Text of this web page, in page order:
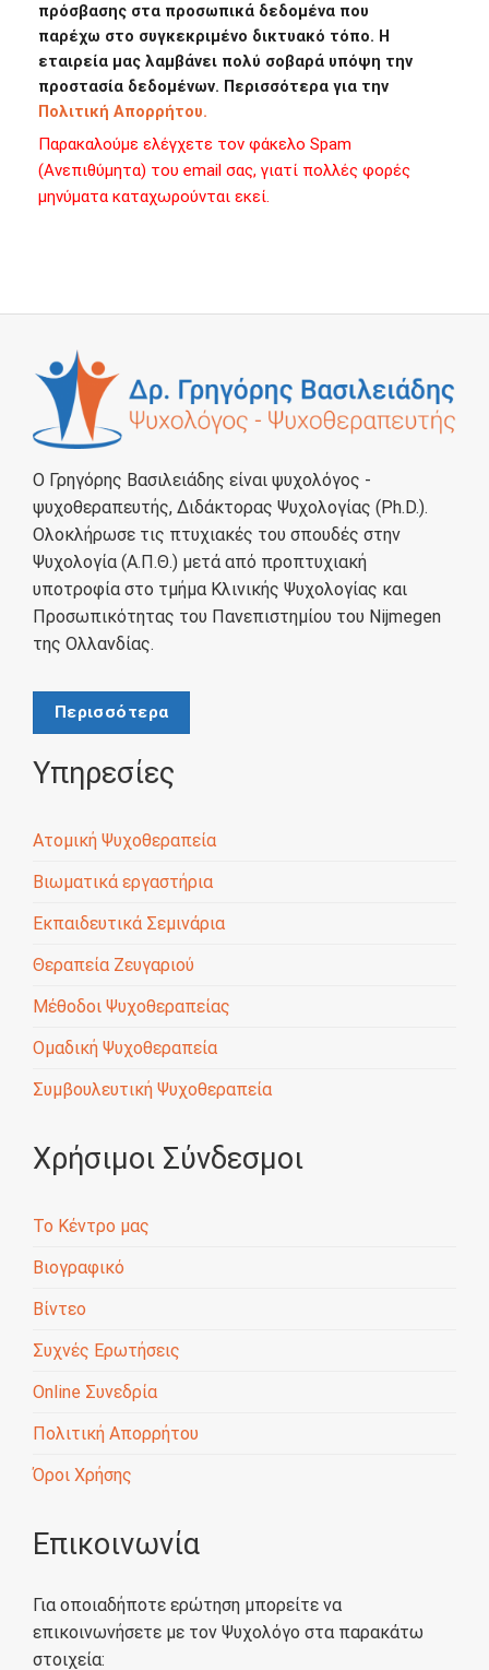
πρόσβασης στα προσωπικά δεδομένα που
παρέχω στο συγκεκριμένο δικτυακό τόπο. Η
εταιρεία μας λαμβάνει πολύ σοβαρά υπόψη την
προστασία δεδομένων. Περισσότερα για την
Πολιτική Απορρήτου.
Παρακαλούμε ελέγχετε τον φάκελο Spam
(Ανεπιθύμητα) του email σας, γιατί πολλές φορές
μηνύματα καταχωρούνται εκεί.
Ο Γρηγόρης Βασιλειάδης είναι ψυχολόγος -
ψυχοθεραπευτής, Διδάκτορας Ψυχολογίας (Ph.D.).
Ολοκλήρωσε τις πτυχιακές του σπουδές στην
Ψυχολογία (Α.Π.Θ.) μετά από προπτυχιακή
υποτροφία στο τμήμα Κλινικής Ψυχολογίας και
Προσωπικότητας του Πανεπιστημίου του Nijmegen
της Ολλανδίας.
Περισσότερα
Υπηρεσίες
Ατομική Ψυχοθεραπεία
Βιωματικά εργαστήρια
Εκπαιδευτικά Σεμινάρια
Θεραπεία Ζευγαριού
Μέθοδοι Ψυχοθεραπείας
Ομαδική Ψυχοθεραπεία
Συμβουλευτική Ψυχοθεραπεία
Χρήσιμοι Σύνδεσμοι
Το Κέντρο μας
Βιογραφικό
Βίντεο
Συχνές Ερωτήσεις
Online Συνεδρία
Πολιτική Απορρήτου
Όροι Χρήσης
Επικοινωνία
Για οποιαδήποτε ερώτηση μπορείτε να
επικοινωνήσετε με τον Ψυχολόγο στα παρακάτω
στοιχεία: